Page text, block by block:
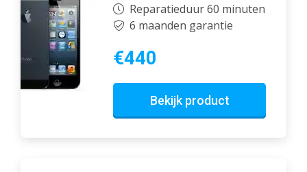
Reparatieduur 60 minuten
6 maanden garantie
€440
Bekijk product